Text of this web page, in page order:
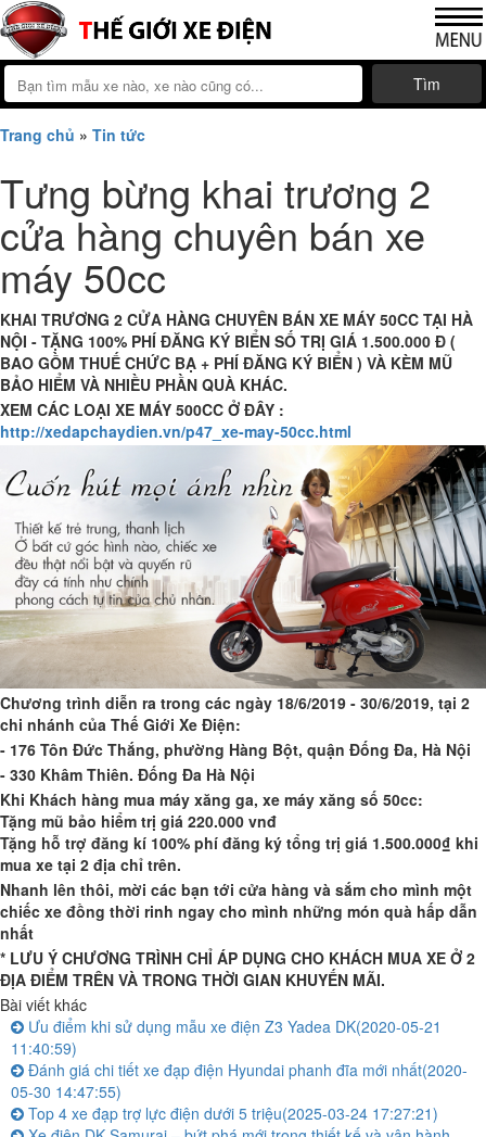
Tìm
Trang chủ » Tin tức
Tưng bừng khai trương 2
cửa hàng chuyên bán xe
máy 50cc
KHAI TRƯƠNG 2 CỬA HÀNG CHUYÊN BÁN XE MÁY 50CC TẠI HÀ
NỘI - TẶNG 100% PHÍ ĐĂNG KÝ BIỂN SỐ TRỊ GIÁ 1.500.000 Đ (
BAO GỒM THUẾ CHỨC BẠ + PHÍ ĐĂNG KÝ BIỂN ) VÀ KÈM MŨ
BẢO HIỂM VÀ NHIỀU PHẦN QUÀ KHÁC.
XEM CÁC LOẠI XE MÁY 500CC Ở ĐÂY :
http://xedapchaydien.vn/p47_xe-may-50cc.html
Chương trình diễn ra trong các ngày 18/6/2019 - 30/6/2019, tại 2
chi nhánh của Thế Giới Xe Điện:
- 176 Tôn Đức Thắng, phường Hàng Bột, quận Đống Đa, Hà Nội
- 330 Khâm Thiên. Đống Đa Hà Nội
Khi Khách hàng mua máy xăng ga, xe máy xăng số 50cc:
Tặng mũ bảo hiểm trị giá 220.000 vnđ
Tặng hỗ trợ đăng kí 100% phí đăng ký tổng trị giá 1.500.000₫ khi
mua xe tại 2 địa chỉ trên.
Nhanh lên thôi, mời các bạn tới cửa hàng và sắm cho mình một
chiếc xe đồng thời rinh ngay cho mình những món quà hấp dẫn
nhất
* LƯU Ý CHƯƠNG TRÌNH CHỈ ÁP DỤNG CHO KHÁCH MUA XE Ở 2
ĐỊA ĐIỂM TRÊN VÀ TRONG THỜI GIAN KHUYẾN MÃI.
Bài viết khác
Ưu điểm khi sử dụng mẫu xe điện Z3 Yadea DK(2020-05-21
11:40:59)
Đánh giá chi tiết xe đạp điện Hyundai phanh đĩa mới nhất(2020-
05-30 14:47:55)
Top 4 xe đạp trợ lực điện dưới 5 triệu(2025-03-24 17:27:21)